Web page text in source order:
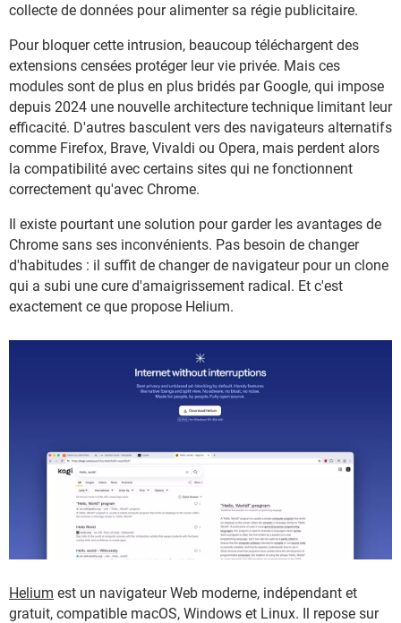
collecte de données pour alimenter sa régie publicitaire.
Pour bloquer cette intrusion, beaucoup téléchargent des
extensions censées protéger leur vie privée. Mais ces
modules sont de plus en plus bridés par Google, qui impose
depuis 2024 une nouvelle architecture technique limitant leur
efficacité. D'autres basculent vers des navigateurs alternatifs
comme Firefox, Brave, Vivaldi ou Opera, mais perdent alors
la compatibilité avec certains sites qui ne fonctionnent
correctement qu'avec Chrome.
Il existe pourtant une solution pour garder les avantages de
Chrome sans ses inconvénients. Pas besoin de changer
d'habitudes : il suffit de changer de navigateur pour un clone
qui a subi une cure d'amaigrissement radical. Et c'est
exactement ce que propose Helium.
Helium est un navigateur Web moderne, indépendant et
gratuit, compatible macOS, Windows et Linux. Il repose sur